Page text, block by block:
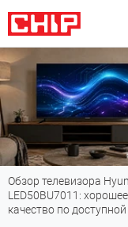
Обзор телевизора
LED50BU7011: хорошее
качество по